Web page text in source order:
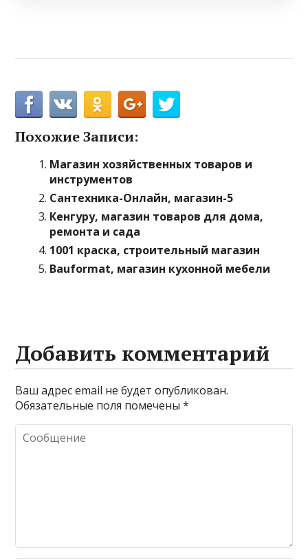
Похожие Записи:
Магазин хозяйственных товаров и
инструментов
Сантехника-Онлайн, магазин-5
Кенгуру, магазин товаров для дома,
ремонта и сада
1001 краска, строительный магазин
Bauformat, магазин кухонной мебели
Добавить комментарий
Ваш адрес email не будет опубликован.
Обязательные поля помечены*